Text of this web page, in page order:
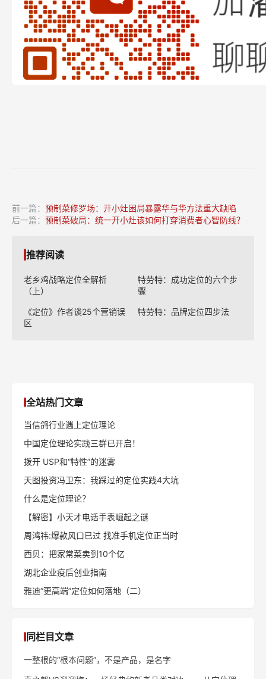
前一篇： 预制菜修罗场：开小灶困局暴露华与华方法重大缺陷
后一篇： 预制菜破局：统一开小灶该如何打穿消费者心智防线？
推荐阅读
老乡鸡战略定位全解析
（上）
特劳特：成功定位的六个步
骤
《定位》作者谈25个营销误
区
特劳特：品牌定位四步法
全站热门文章
当信鸽行业遇上定位理论
中国定位理论实践三群已开启！
拨开 USP和“特性”的迷雾
天图投资冯卫东：我踩过的定位实践4大坑
什么是定位理论？
【解密】小天才电话手表崛起之谜
周鸿祎:爆款风口已过 找准手机定位正当时
西贝：把家常菜卖到10个亿
湖北企业疫后创业指南
雅迪“更高端”定位如何落地（二）
同栏目文章
一整根的“根本问题”，不是产品，是名字